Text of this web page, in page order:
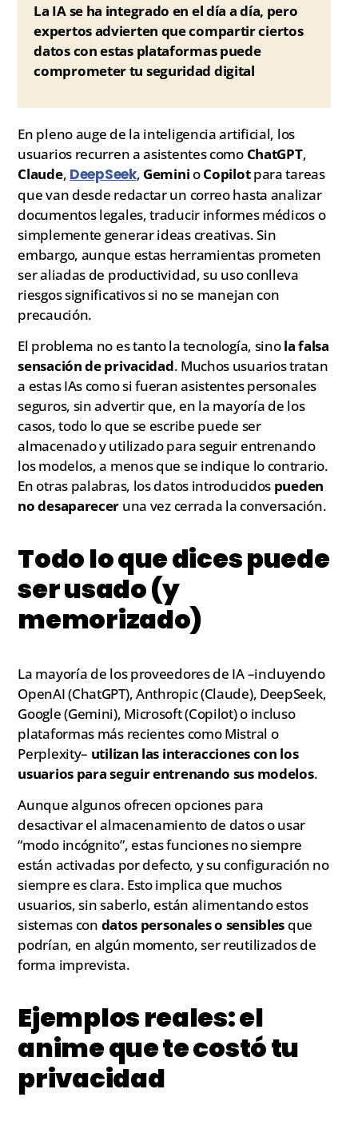
La IA se ha integrado en el día a día, pero
expertos advierten que compartir ciertos
datos con estas plataformas puede
comprometer tu seguridad digital
En pleno auge de la inteligencia artificial, los
usuarios recurren a asistentes como ChatGPT,
Claude, DeepSeek, Gemini oCopilotpara tareas
que van desde redactar un correo hasta analizar
documentos legales, traducir informes médicos o
simplemente generar ideas creativas. Sin
embargo, aunque estas herramientas prometen
ser aliadas de productividad, su uso conlleva
riesgos significativos si no se manejan con
precaución.
El problema no es tanto la tecnología, sinola falsa
sensación de privacidad. Muchos usuarios tratan
a estas IAs como si fueran asistentes personales
seguros, sin advertir que, en la mayoría de los
casos, todo lo que se escribe puede ser
almacenado y utilizado para seguir entrenando
los modelos, a menos que se indique lo contrario.
En otras palabras, los datos introducidos pueden
no desaparecer una vez cerrada la conversación.
Todo lo que dices puede
ser usado (y
memorizado)
La mayoría de los proveedores de IA –incluyendo
OpenAI (ChatGPT), Anthropic (Claude), DeepSeek,
Google (Gemini), Microsoft (Copilot) o incluso
plataformas más recientes como Mistral o
Perplexity– utilizan las interacciones con los
usuarios para seguir entrenando sus modelos.
Aunque algunos ofrecen opciones para
desactivar el almacenamiento de datos o usar
“modo incógnito”, estas funciones no siempre
están activadas por defecto, y su configuración no
siempre es clara. Esto implica que muchos
usuarios, sin saberlo, están alimentando estos
sistemas con datos personales o sensibles que
podrían, en algún momento, ser reutilizados de
forma imprevista.
Ejemplos reales: el
anime que te costó tu
privacidad